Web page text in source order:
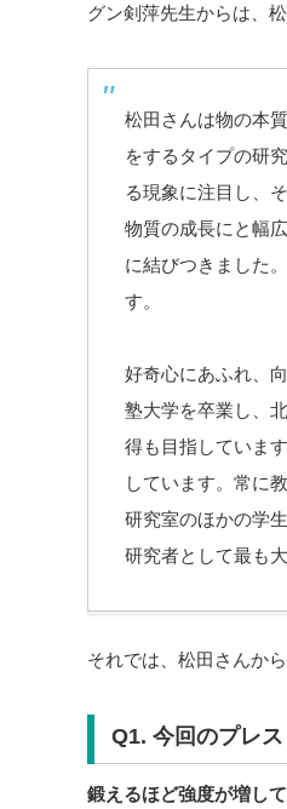
グン剣萍先生からは、
松田さんは物の本
をするタイプの研
る現象に注目し、
物質の成長にと幅
に結びつきました
す。
好奇心にあふれ、
塾大学を卒業し、
得も目指していま
しています。常に
研究室のほかの学
研究者として最も
それでは、松田さんか
Q1. 今回のプレ
鍛えるほど強度が増し